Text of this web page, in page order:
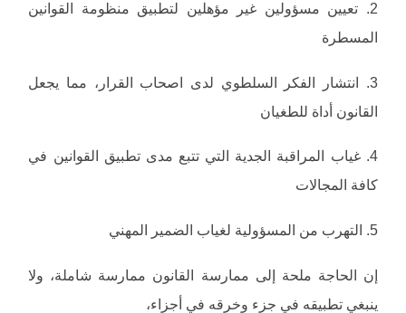
2. تعيين مسؤولين غير مؤهلين لتطبيق منظومة القوانين
المسطرة
3. انتشار الفكر السلطوي لدى اصحاب القرار، مما يجعل
القانون أداة للطغيان
4. غياب المراقبة الجدية التي تتبع مدى تطبيق القوانين في
كافة المجالات
5. التهرب من المسؤولية لغياب الضمير المهني
إن الحاجة ملحة إلى ممارسة القانون ممارسة شاملة، ولا
ينبغي تطبيقه في جزء وخرقه في أجزاء،